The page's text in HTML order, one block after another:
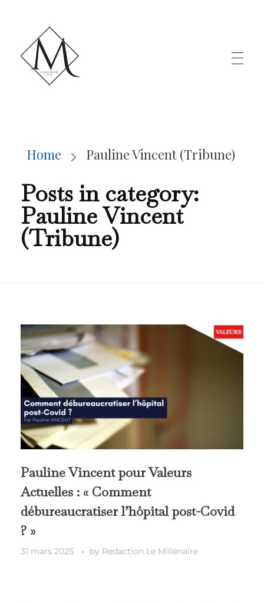
Home Pauline Vincent (Tribune)
Posts in category:
Pauline Vincent
(Tribune)
Pauline Vincent pour Valeurs
Actuelles : « Comment
débureaucratiser l’hôpital post-Covid
? »
31 mars 2025 by Redaction Le Millénaire